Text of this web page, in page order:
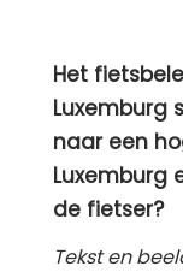
Het
Luxemburg
naar een
Luxemburg
de fietser?
Tekst en